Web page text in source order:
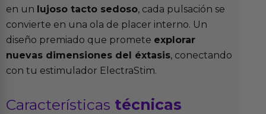
en un lujoso tacto sedoso, cada pulsación se
convierte en una ola de placer interno. Un
diseño premiado que promete explorar
nuevas dimensiones del éxtasis, conectando
con tu estimulador ElectraStim.
Características técnicas